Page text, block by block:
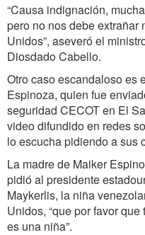
“Causa indignación,
pero no nos debe
Unidos”, aseveró el
Diosdado Cabello.
Otro caso escandaloso es
Espinoza, quien fue
seguridad CECOT en El
video difundido en redes
lo escucha pidiendo a sus
La madre de Maiker
pidió al presidente
Maykerlis, la niña
Unidos, “que por favor
es una niña”.